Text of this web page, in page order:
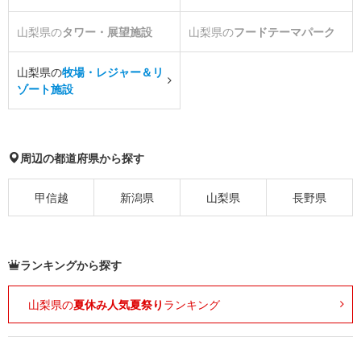
山梨県のタワー・展望施設 山梨県のフードテーマパーク
山梨県の牧場・レジャー＆リ
ゾート施設
周辺の都道府県から探す
甲信越 新潟県 山梨県 長野県
ランキングから探す
山梨県の夏休み人気夏祭り ランキング